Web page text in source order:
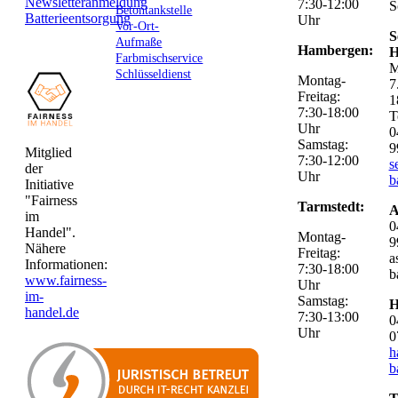
Batterieentsorgung
Mitglied
der
Initiative
"Fairness
im
Handel".
Nähere
Informationen:
www.fairness-
im-
handel.de
Betontankstelle
Vor-Ort-
Aufmaße
Farbmischservice
Schlüsseldienst
7:30-12:00
Uhr
Hambergen:
Montag-
Freitag:
7:30-18:00
Uhr
Samstag:
7:30-12:00
Uhr
Tarmstedt:
Montag-
Freitag:
7:30-18:00
Uhr
Samstag:
7:30-13:00
Uhr